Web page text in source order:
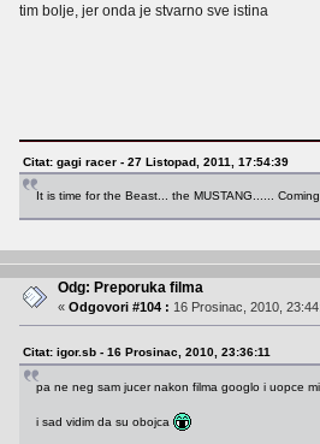
tim bolje, jer onda je stvarno sve istina
Citat: gagi racer - 27 Listopad, 2011, 17:54:39
It is time for the Beast... the MUSTANG......
Odg: Preporuka filma
«Odgovori #104 : 16 Prosinac, 2010,
Citat: igor.sb - 16 Prosinac, 2010, 23:36:11
pa ne neg sam jucer nakon filma googlo i uopce
i sad vidim da su obojca